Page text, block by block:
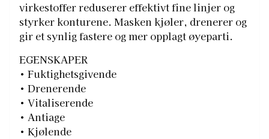
virkestoffer reduserer effektivt fine linjer og
styrker konturene. Masken kjøler, drenerer og
gir et synlig fastere og mer opplagt øyeparti.
EGENSKAPER
• Fuktighetsgivende
• Drenerende
• Vitaliserende
• Antiage
• Kjølende